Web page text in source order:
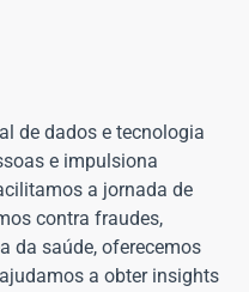
de dados e tecnologia
e impulsiona
a jornada de
contra fraudes,
da saúde, oferecemos
a obter insights